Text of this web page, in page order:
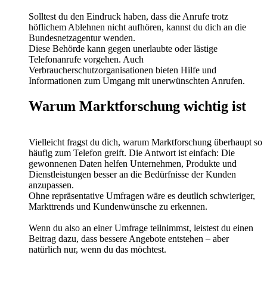
Solltest du den Eindruck haben, dass die Anrufe trotz
höflichem Ablehnen nicht aufhören, kannst du dich an die
Bundesnetzagentur wenden.
Diese Behörde kann gegen unerlaubte oder lästige
Telefonanrufe vorgehen. Auch
Verbraucherschutzorganisationen bieten Hilfe und
Informationen zum Umgang mit unerwünschten Anrufen.
Warum Marktforschung wichtig ist
Vielleicht fragst du dich, warum Marktforschung überhaupt so
häufig zum Telefon greift. Die Antwort ist einfach: Die
gewonnenen Daten helfen Unternehmen, Produkte und
Dienstleistungen besser an die Bedürfnisse der Kunden
anzupassen.
Ohne repräsentative Umfragen wäre es deutlich schwieriger,
Markttrends und Kundenwünsche zu erkennen.
Wenn du also an einer Umfrage teilnimmst, leistest du einen
Beitrag dazu, dass bessere Angebote entstehen – aber
natürlich nur, wenn du das möchtest.